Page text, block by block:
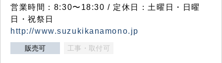
営業時間：8:30〜18:30 / 定休日：土曜日・日曜
日・祝祭日
http://www.suzukikanamono.jp
販売可 工事・取付可